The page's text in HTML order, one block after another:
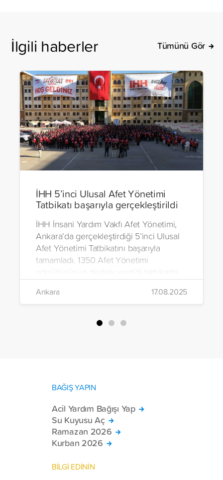
İlgili haberler Tümünü Gör
İHH 5’inci Ulusal Afet Yönetimi
Tatbikatı başarıyla gerçekleştirildi
İHH İnsani Yardım Vakfı Afet Yönetimi,
Ankara’da gerçekleştirdiği 5’inci Ulusal
Afet Yönetimi Tatbikatını başarıyla
tamamladı. 1350 Afet Yönetimi
gönüllüsünün destek verdiği tatbikatta
kentsel, suda ve doğada arama kurtarma
çalışmaları gerçekleştirildi.
Ankara 17.08.2025
BAĞIŞ YAPIN
Acil Yardım Bağışı Yap
Su Kuyusu Aç
Ramazan 2026
Kurban 2026
BİLGİ EDİNİN